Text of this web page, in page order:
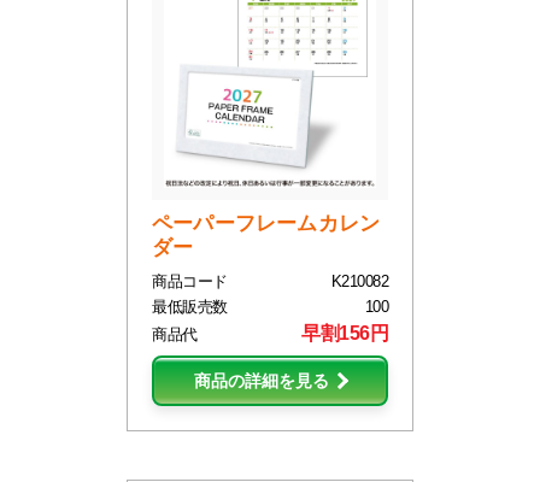
ペーパーフレームカレン
ダー
商品コード
K210082
最低販売数
100
商品代
早割156円
商品の詳細を見る